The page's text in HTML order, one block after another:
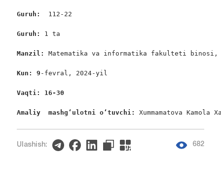
Guruh: 112-22
Guruh: 1 ta
Manzil: Matematika va informatika fakulteti binosi,
Kun: 9 -fevral, 2024-yil
Vaqti: 16-30
Amaliy  mashgʻulotni oʻtuvchi: Xummamatova Kamola
Ulashish: 682